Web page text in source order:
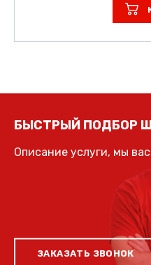
БЫСТРЫЙ ПОДБОР
Описание услуги, мы
ЗАКАЗАТЬ ЗВОНОК